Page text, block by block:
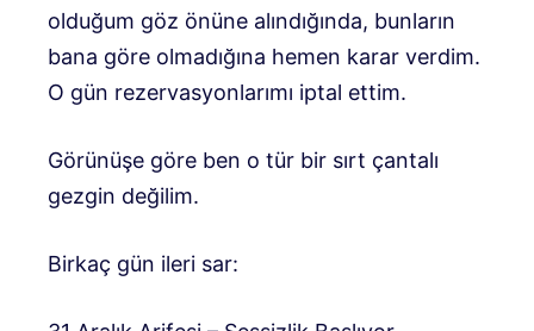
olduğum göz önüne alındığında, bunların
bana göre olmadığına hemen karar verdim.
O gün rezervasyonlarımı iptal ettim.
Görünüşe göre ben o tür bir sırt çantalı
gezgin değilim.
Birkaç gün ileri sar: